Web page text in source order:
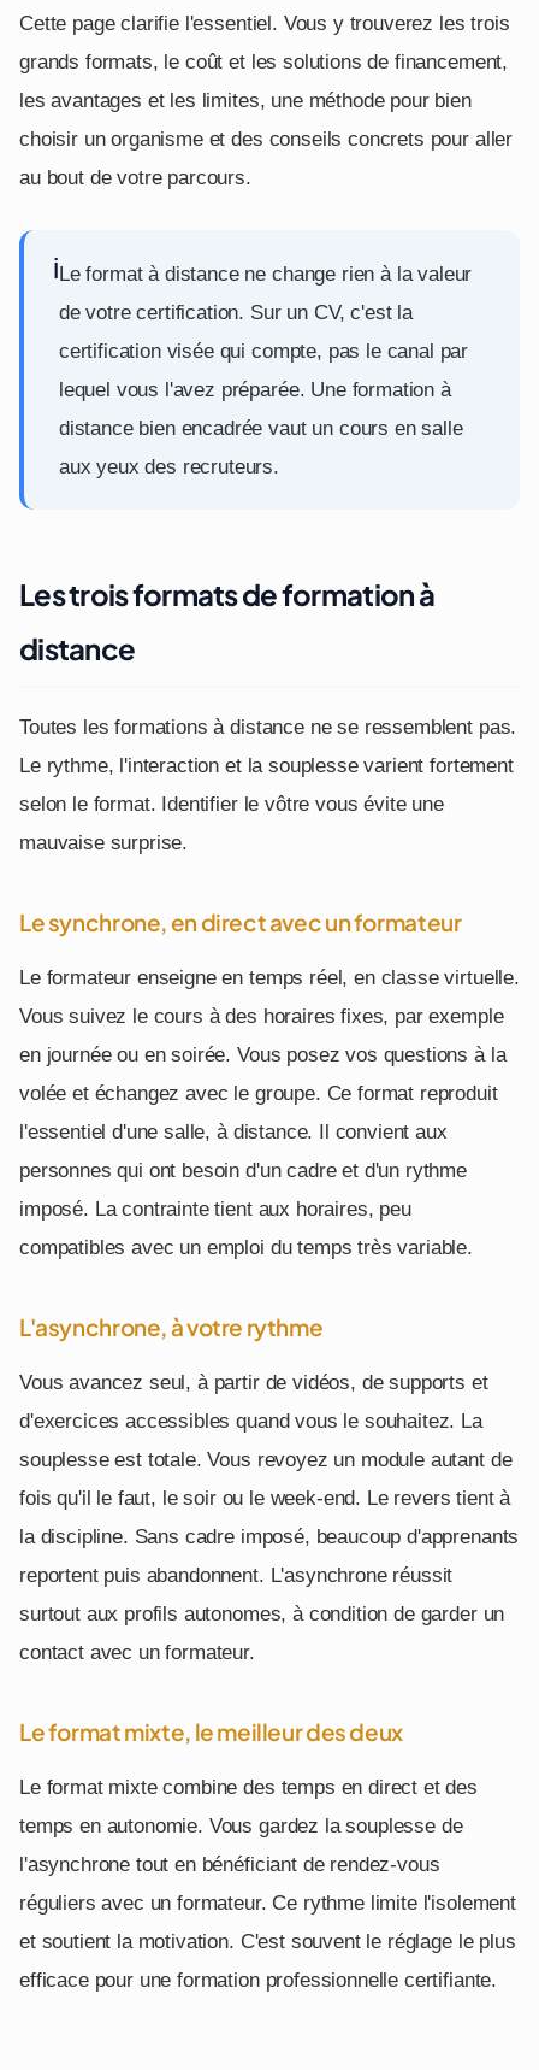
Cette page clarifie l'essentiel. Vous y trouverez les trois
grands formats, le coût et les solutions de financement,
les avantages et les limites, une méthode pour bien
choisir un organisme et des conseils concrets pour aller
au bout de votre parcours.
iLe format à distance ne change rien à la valeur
de votre certification. Sur un CV, c'est la
certification visée qui compte, pas le canal par
lequel vous l'avez préparée. Une formation à
distance bien encadrée vaut un cours en salle
aux yeux des recruteurs.
Les trois formats de formation à
distance
Toutes les formations à distance ne se ressemblent pas.
Le rythme, l'interaction et la souplesse varient fortement
selon le format. Identifier le vôtre vous évite une
mauvaise surprise.
Le synchrone, en direct avec un formateur
Le formateur enseigne en temps réel, en classe virtuelle.
Vous suivez le cours à des horaires fixes, par exemple
en journée ou en soirée. Vous posez vos questions à la
volée et échangez avec le groupe. Ce format reproduit
l'essentiel d'une salle, à distance. Il convient aux
personnes qui ont besoin d'un cadre et d'un rythme
imposé. La contrainte tient aux horaires, peu
compatibles avec un emploi du temps très variable.
L'asynchrone, à votre rythme
Vous avancez seul, à partir de vidéos, de supports et
d'exercices accessibles quand vous le souhaitez. La
souplesse est totale. Vous revoyez un module autant de
fois qu'il le faut, le soir ou le week-end. Le revers tient à
la discipline. Sans cadre imposé, beaucoup d'apprenants
reportent puis abandonnent. L'asynchrone réussit
surtout aux profils autonomes, à condition de garder un
contact avec un formateur.
Le format mixte, le meilleur des deux
Le format mixte combine des temps en direct et des
temps en autonomie. Vous gardez la souplesse de
l'asynchrone tout en bénéficiant de rendez-vous
réguliers avec un formateur. Ce rythme limite l'isolement
et soutient la motivation. C'est souvent le réglage le plus
efficace pour une formation professionnelle certifiante.